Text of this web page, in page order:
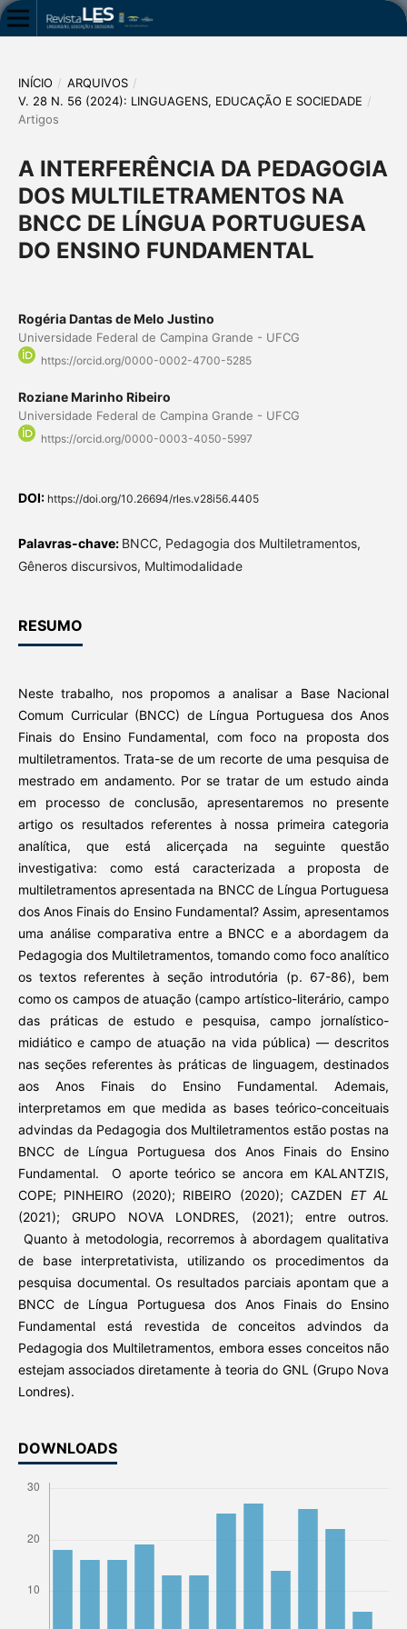
INÍCIO / ARQUIVOS /
V. 28 N. 56 (2024): LINGUAGENS, EDUCAÇÃO E SOCIEDADE /
Artigos
A INTERFERÊNCIA DA PEDAGOGIA
DOS MULTILETRAMENTOS NA
BNCC DE LÍNGUA PORTUGUESA
DO ENSINO FUNDAMENTAL
Rogéria Dantas de Melo Justino
Universidade Federal de Campina Grande - UFCG
https://orcid.org/0000-0002-4700-5285
Roziane Marinho Ribeiro
Universidade Federal de Campina Grande - UFCG
https://orcid.org/0000-0003-4050-5997
DOI: https://doi.org/10.26694/rles.v28i56.4405
Palavras-chave: BNCC, Pedagogia dos Multiletramentos,
Gêneros discursivos, Multimodalidade
RESUMO
Neste trabalho, nos propomos a analisar a Base Nacional
Comum Curricular (BNCC) de Língua Portuguesa dos Anos
Finais do Ensino Fundamental, com foco na proposta dos
multiletramentos. Trata-se de um recorte de uma pesquisa de
mestrado em andamento. Por se tratar de um estudo ainda
em processo de conclusão, apresentaremos no presente
artigo os resultados referentes à nossa primeira categoria
analítica, que está alicerçada na seguinte questão
investigativa: como está caracterizada a proposta de
multiletramentos apresentada na BNCC de Língua Portuguesa
dos Anos Finais do Ensino Fundamental? Assim, apresentamos
uma análise comparativa entre a BNCC e a abordagem da
Pedagogia dos Multiletramentos, tomando como foco analítico
os textos referentes à seção introdutória (p. 67-86), bem
como os campos de atuação (campo artístico-literário, campo
das práticas de estudo e pesquisa, campo jornalístico-
midiático e campo de atuação na vida pública) — descritos
nas seções referentes às práticas de linguagem, destinados
aos Anos Finais do Ensino Fundamental. Ademais,
interpretamos em que medida as bases teórico-conceituais
advindas da Pedagogia dos Multiletramentos estão postas na
BNCC de Língua Portuguesa dos Anos Finais do Ensino
Fundamental. O aporte teórico se ancora em KALANTZIS,
COPE; PINHEIRO (2020); RIBEIRO (2020); CAZDEN ET AL
(2021); GRUPO NOVA LONDRES, (2021); entre outros.
Quanto à metodologia, recorremos à abordagem qualitativa
de base interpretativista, utilizando os procedimentos da
pesquisa documental. Os resultados parciais apontam que a
BNCC de Língua Portuguesa dos Anos Finais do Ensino
Fundamental está revestida de conceitos advindos da
Pedagogia dos Multiletramentos, embora esses conceitos não
estejam associados diretamente à teoria do GNL (Grupo Nova
Londres).
DOWNLOADS